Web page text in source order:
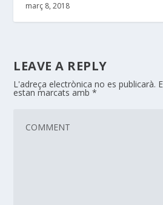
març 8, 2018
LEAVE A REPLY
L'adreça electrònica no es publicarà.
estan marcats amb*